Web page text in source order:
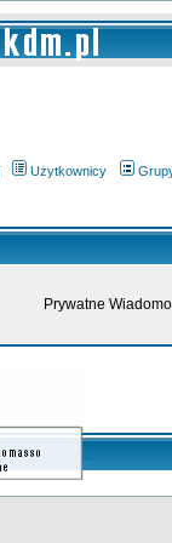
Użytkownicy
Prywatne